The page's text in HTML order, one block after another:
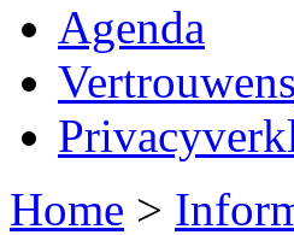
Agenda
Home >